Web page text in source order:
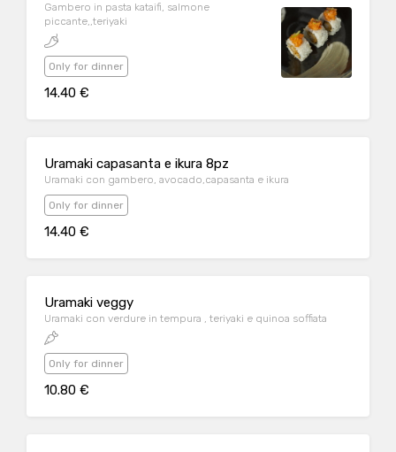
Gambero in pasta kataifi, salmone
piccante,,teriyaki
Only for dinner
14.40 €
Uramaki capasanta e ikura 8pz
Uramaki con gambero, avocado,capasanta e ikura
Only for dinner
14.40 €
Uramaki veggy
Uramaki con verdure in tempura , teriyaki e quinoa soffiata
Only for dinner
10.80 €